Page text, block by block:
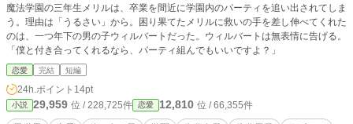
魔法学園の三年生メリルは、卒業を間近に学園内のパーティを追い出されてしま
う。理由は「うるさい」から。困り果てたメリルに救いの手を差し伸べてくれた
のは、一つ年下の男の子ウィルバートだった。ウィルバートは無表情に告げる。
「僕と付き合ってくれるなら、パーティ組んでもいいですよ？」
恋愛 完結 短編
24h.ポイント 14pt
小説 29,959 位 / 228,725件 恋愛 12,810 位 / 66,355件